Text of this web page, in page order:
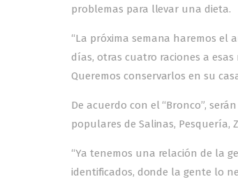
problemas para llevar una dieta.
“La próxima semana haremos el
días, otras cuatro raciones a
Queremos conservarlos en su
De acuerdo con el “Bronco”,
populares de Salinas, Pesquería,
“Ya tenemos una relación de la
identificados, donde la gente lo